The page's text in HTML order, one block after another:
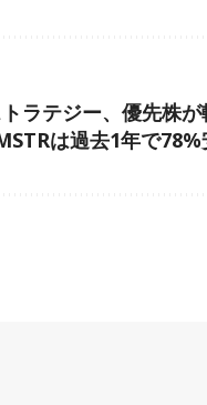
ラテジー、優先株
は過去1年で78%